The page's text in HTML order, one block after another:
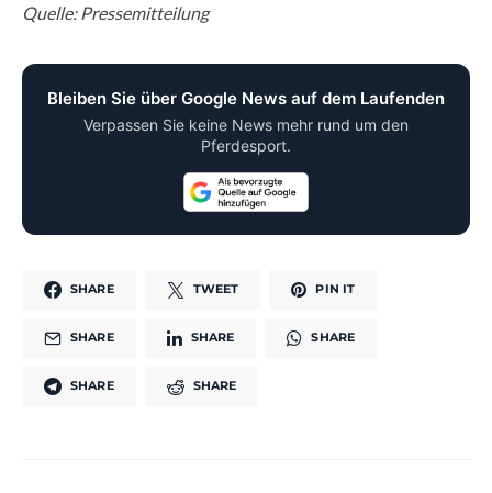
Quelle: Pressemitteilung
Bleiben Sie über Google News auf dem Laufenden
Verpassen Sie keine News mehr rund um den
Pferdesport.
SHARE TWEET PIN IT
SHARE SHARE SHARE
SHARE SHARE